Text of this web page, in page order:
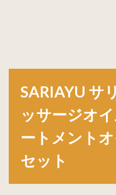
SARIAYU
ッサージオ
ートメント
セット